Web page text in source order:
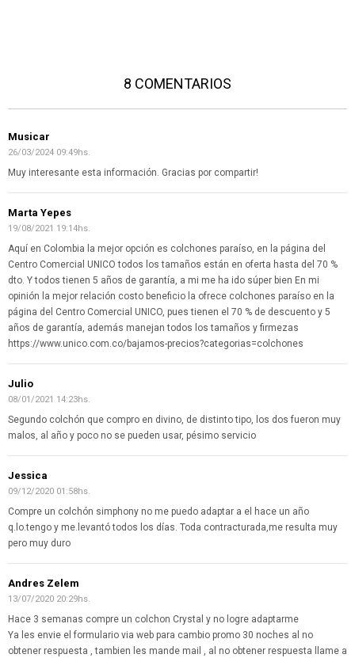
8 COMENTARIOS
Musicar
26/03/2024 09:49hs.
Muy interesante esta información. Gracias por compartir!
Marta Yepes
19/08/2021 19:14hs.
Aquí en Colombia la mejor opción es colchones paraíso, en la página del
Centro Comercial UNICO todos los tamaños están en oferta hasta del 70 %
dto. Y todos tienen 5 años de garantía, a mi me ha ido súper bien En mi
opinión la mejor relación costo beneficio la ofrece colchones paraíso en la
página del Centro Comercial UNICO, pues tienen el 70 % de descuento y 5
años de garantía, además manejan todos los tamaños y firmezas
https://www.unico.com.co/bajamos-precios?categorias=colchones
Julio
08/01/2021 14:23hs.
Segundo colchón que compro en divino, de distinto tipo, los dos fueron muy
malos, al año y poco no se pueden usar, pésimo servicio
Jessica
09/12/2020 01:58hs.
Compre un colchón simphony no me puedo adaptar a el hace un año
q.lo.tengo y me.levantó todos los días. Toda contracturada,me resulta muy
pero muy duro
Andres Zelem
13/07/2020 20:29hs.
Hace 3 semanas compre un colchon Crystal y no logre adaptarme
Ya les envie el formulario via web para cambio promo 30 noches al no
obtener respuesta , tambien les mande mail , al no obtener respuesta llame a